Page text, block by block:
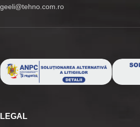
geeli@tehno.com.ro
LEGAL